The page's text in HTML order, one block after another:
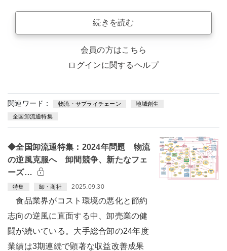
続きを読む
会員の方はこちら
ログインに関するヘルプ
関連ワード： 物流・サプライチェーン 地域創生
全国卸流通特集
◆全国卸流通特集：2024年問題 物流
の逆風克服へ 卸間競争、新たなフェ
ーズ…
特集 卸・商社 2025.09.30
食品業界がコスト環境の悪化と節約
志向の逆風に直面する中、卸売業の健
闘が続いている。大手総合卸の24年度
業績は3期連続で顕著な収益改善成果